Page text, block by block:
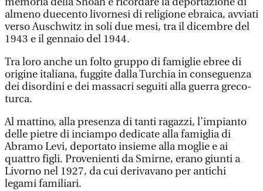
almeno duecento livornesi di religione ebraica, avviati
verso Auschwitz in soli due mesi, tra il dicembre del
1943 e il gennaio del 1944.
Tra loro anche un folto gruppo di famiglie ebree di
origine italiana, fuggite dalla Turchia in conseguenza
dei disordini e dei massacri seguiti alla guerra greco-
turca.
Al mattino, alla presenza di tanti ragazzi, l’impianto
delle pietre di inciampo dedicate alla famiglia di
Abramo Levi, deportato insieme alla moglie e ai
quattro figli. Provenienti da Smirne, erano giunti a
Livorno nel 1927, da cui derivavano per antichi
legami familiari.